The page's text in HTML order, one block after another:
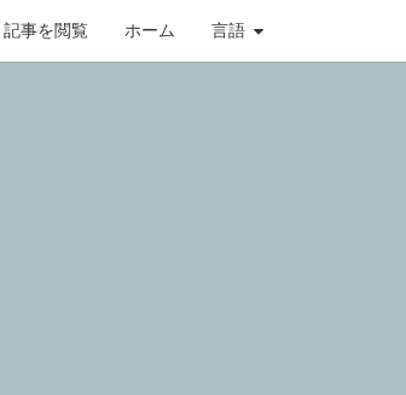
記事を閲覧 ホーム 言語